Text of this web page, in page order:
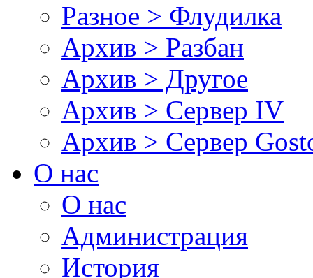
Разное > Флудилка
Архив > Разбан
Архив > Другое
Архив > Сервер IV
Архив > Сервер
О нас
О нас
Администрация
История